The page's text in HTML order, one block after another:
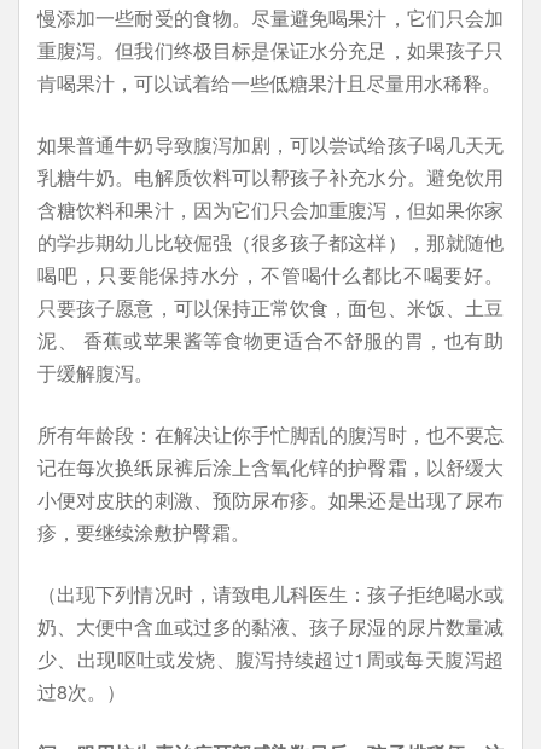
慢添加一些耐受的食物。尽量避免喝果汁，它们只会加
重腹泻。但我们终极目标是保证水分充足，如果孩子只
肯喝果汁，可以试着给一些低糖果汁且尽量用水稀释。
如果普通牛奶导致腹泻加剧，可以尝试给孩子喝几天无
乳糖牛奶。电解质饮料可以帮孩子补充水分。避免饮用
含糖饮料和果汁，因为它们只会加重腹泻，但如果你家
的学步期幼儿比较倔强（很多孩子都这样），那就随他
喝吧，只要能保持水分，不管喝什么都比不喝要好。
只要孩子愿意，可以保持正常饮食，面包、米饭、土豆
泥、 香蕉或苹果酱等食物更适合不舒服的胃，也有助
于缓解腹泻。
所有年龄段：在解决让你手忙脚乱的腹泻时，也不要忘
记在每次换纸尿裤后涂上含氧化锌的护臀霜，以舒缓大
小便对皮肤的刺激、预防尿布疹。如果还是出现了尿布
疹，要继续涂敷护臀霜。
（出现下列情况时，请致电儿科医生：孩子拒绝喝水或
奶、大便中含血或过多的黏液、孩子尿湿的尿片数量减
少、出现呕吐或发烧、腹泻持续超过1周或每天腹泻超
过8次。）